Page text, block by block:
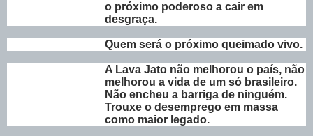
o próximo poderoso a cair em
desgraça.
Quem será o próximo queimado vivo.
A Lava Jato não melhorou o país, não
melhorou a vida de um só brasileiro.
Não encheu a barriga de ninguém.
Trouxe o desemprego em massa
como maior legado.